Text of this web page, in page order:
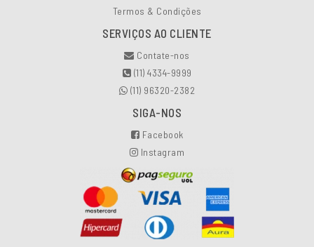
Termos & Condições
SERVIÇOS AO CLIENTE
Contate-nos
(11) 4334-9999
(11) 96320-2382
SIGA-NOS
Facebook
Instagram